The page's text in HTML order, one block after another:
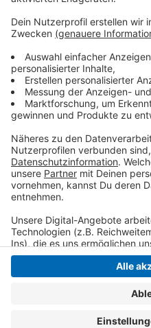
möglicherweise einen
blaue Jeans und
Flüchtigen gesehen und
Aufenthaltsort machen?
Viersen über die 110 oder
Polizeidienststelle.
Anzeige
Anzeige